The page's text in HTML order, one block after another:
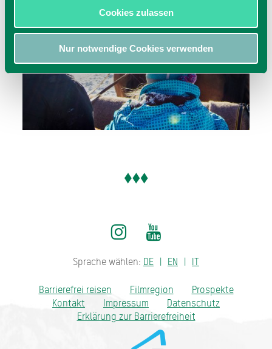
Cookies zulassen
Nur notwendige Cookies verwenden
Sprache wählen: DE EN IT
Barrierefrei reisen Filmregion
Prospekte
Kontakt
Impressum
Datenschutz
Erklärung zur Barrierefreiheit